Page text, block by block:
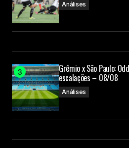
Análises
Grêmio x São Paulo:
escalações – 08/08
Análises